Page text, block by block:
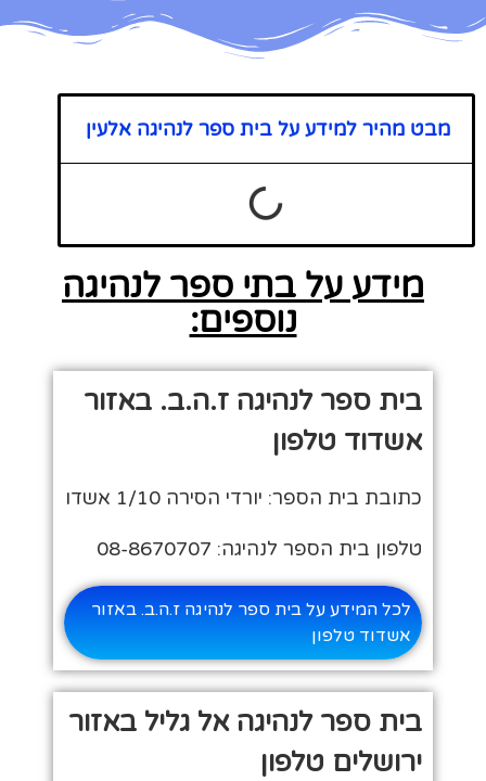
מבט מהיר למידע על בית ספר לנהיגה אלעין
מידע על בתי ספר לנהיגה
נוספים:
בית ספר לנהיגה ז.ה.ב. באזור
אשדוד טלפון
כתובת בית הספר: יורדי הסירה 1/10 אשדו
טלפון בית הספר לנהיגה: 08-8670707
לכל המידע על בית ספר לנהיגה ז.ה.ב. באזור
אשדוד טלפון
בית ספר לנהיגה אל גליל באזור
ירושלים טלפון